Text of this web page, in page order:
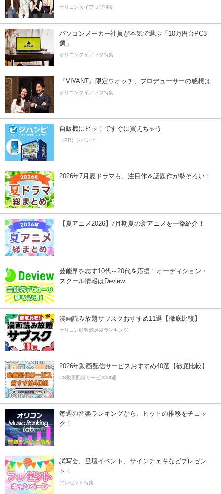
オリコンタイアップ特集
パソコンメーカー社員が本気で選ぶ「10万円台PC3
選」
オリコンタイアップ特集
『VIVANT』限定ウオッチ、プロデューサーの感想は
オリコンタイアップ特集
自販機にピッ！ですぐに買えちゃう
（PR）ジハンピ
2026年7月夏ドラマも、注目作＆話題作が勢ぞろい！
【夏アニメ2026】7月期夏の新アニメを一挙紹介！
芸能界を志す10代～20代を応援！オーディション・
スクール情報はDeview
漫画読み放題サブスクおすすめ11選【徹底比較】
オリコン顧客満足度ランキング
2026年動画配信サービスおすすめ40選【徹底比較】
CS動画配信サービス20選
毎週の音楽ランキングから、ヒットの推移をチェッ
ク！
試写会、登壇イベント、サインチェキなどプレゼン
ト！
プレゼント特集